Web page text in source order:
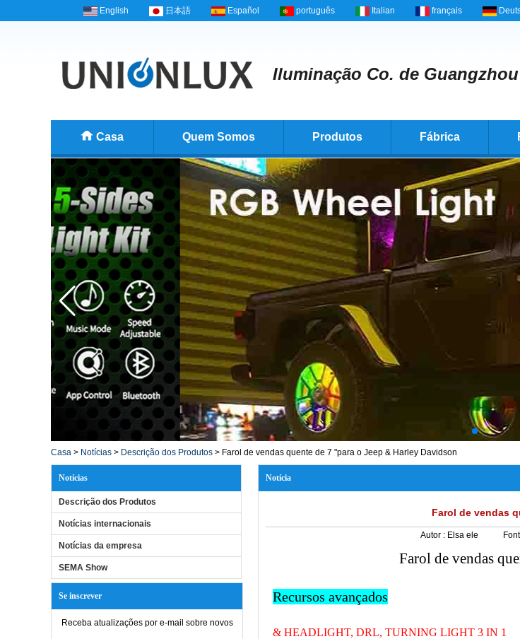
English 日本語 Español português Italian français
Iluminação Co. de
Casa Quem Somos Produtos Fábrica
Casa > Notícias > Descrição dos Produtos > Farol de vendas quente de 7 "para o Jeep & Harley Davidson
Notícias
Descrição dos Produtos
Notícias internacionais
Notícias da empresa
SEMA Show
Se inscrever
Receba atualizações por e-mail sobre novos
Notícia
Farol de vendas
Autor : Elsa ele
Farol de vendas
Recursos avançados
& HEADLIGHT, DRL, TURNING LIGHT 3 IN 1